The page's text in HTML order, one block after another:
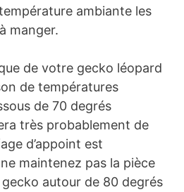
ambiante les
manger.
de votre gecko léopard
de températures
de 70 degrés
très probablement de
d’appoint est
maintenez pas la pièce
autour de 80 degrés